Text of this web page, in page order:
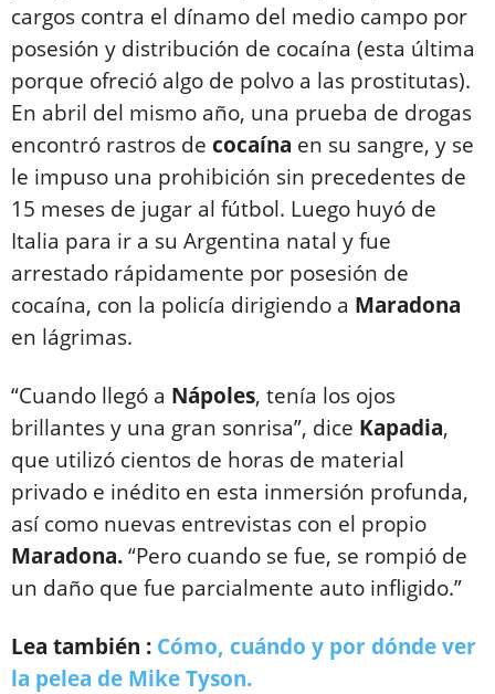
cargos contra el dínamo del medio campo por
posesión y distribución de cocaína (esta última
porque ofreció algo de polvo a las prostitutas).
En abril del mismo año, una prueba de drogas
encontró rastros de cocaína en su sangre, y se
le impuso una prohibición sin precedentes de
15 meses de jugar al fútbol. Luego huyó de
Italia para ir a su Argentina natal y fue
arrestado rápidamente por posesión de
cocaína, con la policía dirigiendo a Maradona
en lágrimas.
“Cuando llegó a Nápoles, tenía los ojos
brillantes y una gran sonrisa”, dice Kapadia,
que utilizó cientos de horas de material
privado e inédito en esta inmersión profunda,
así como nuevas entrevistas con el propio
Maradona.“Pero cuando se fue, se rompió de
un daño que fue parcialmente auto infligido.”
Lea también : Cómo, cuándo y por dónde ver
la pelea de Mike Tyson.